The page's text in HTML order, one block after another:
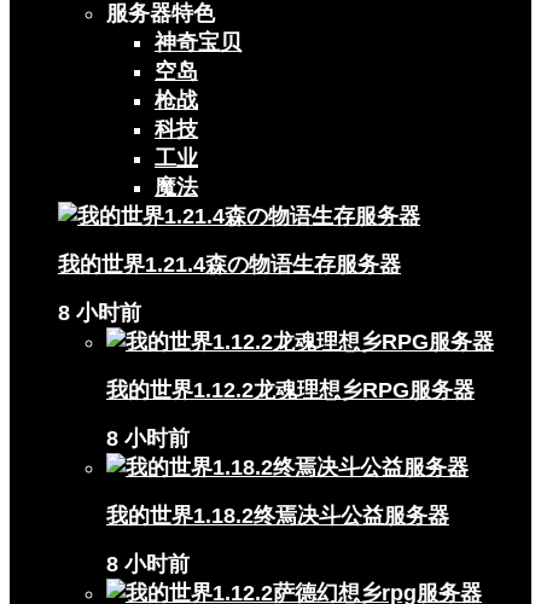
服务器特色
神奇宝贝
空岛
枪战
科技
工业
魔法
我的世界1.21.4森の物语生存服务器
8 小时前
我的世界1.12.2龙魂理想乡RPG服务器
8 小时前
我的世界1.18.2终焉决斗公益服务器
8 小时前